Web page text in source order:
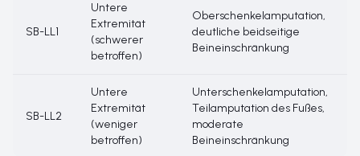
SB-LL1
Untere
Extremität
(schwerer
betroffen)
Oberschenkelamputation,
deutliche beidseitige
Beineinschränkung
SB-LL2
Untere
Extremität
(weniger
betroffen)
Unterschenkelamputation,
Teilamputation des Fußes,
moderate
Beineinschränkung